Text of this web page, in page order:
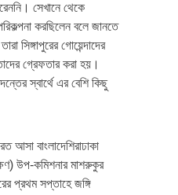
সেখানে থেকে
করছিলেন বলে জানতে
সিঙ্গাপুরের গোয়েন্দাদের
গ্রেফতার করা হয়।
স্বার্থে এর বেশি কিছু
আসা বাংলাদেশিরাঢাকা
উপ-কমিশনার মাশরুকুর
প্রথম সপ্তাহে জঙ্গি